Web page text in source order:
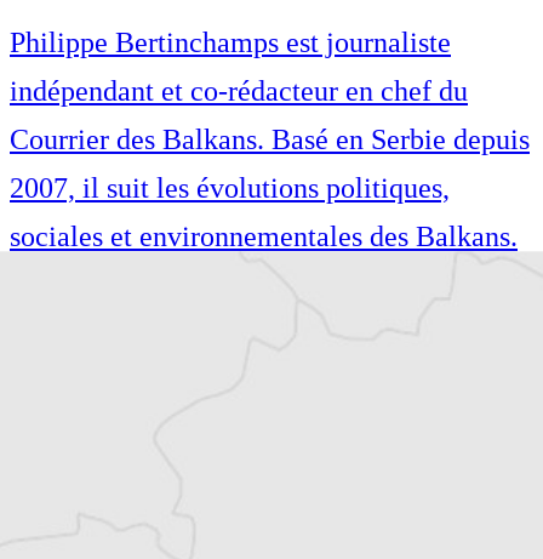
Philippe Bertinchamps est journaliste
indépendant et co-rédacteur en chef du
Courrier des Balkans. Basé en Serbie depuis
2007, il suit les évolutions politiques,
sociales et environnementales des Balkans.